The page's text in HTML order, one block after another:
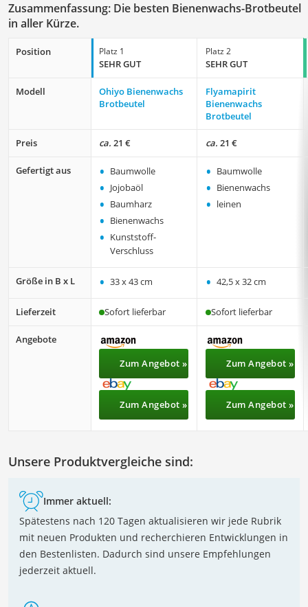
Zusammenfassung: Die besten Bienenwachs-Brotbeutel
in aller Kürze.
Position Platz 1
SEHR GUT
Platz 2
SEHR GUT
Modell
Ohiyo Bienenwachs
Brotbeutel
Flyamapirit
Bienenwachs
Brotbeutel
Preis ca. 21 € ca. 21 €
Gefertigt aus • Baumwolle
• Jojobaöl
• Baumharz
• Bienenwachs
• Kunststoff-
Verschluss
• Baumwolle
• Bienenwachs
• leinen
Größe in B x L • 33 x 43 cm • 42,5 x 32 cm
Lieferzeit Sofort lieferbar Sofort lieferbar
Angebote
Zum Angebot »
Zum Angebot »
Zum Angebot »
Zum Angebot »
Unsere Produktvergleiche sind:
Immer aktuell:
Spätestens nach 120 Tagen aktualisieren wir jede Rubrik
mit neuen Produkten und recherchieren Entwicklungen in
den Bestenlisten. Dadurch sind unsere Empfehlungen
jederzeit aktuell.